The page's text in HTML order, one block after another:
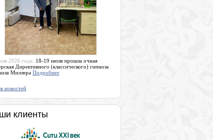
2026 года.
18-19 июля прошла очная
Директивного (классического) гипноза
Миллера Подробнее
новостей
клиенты